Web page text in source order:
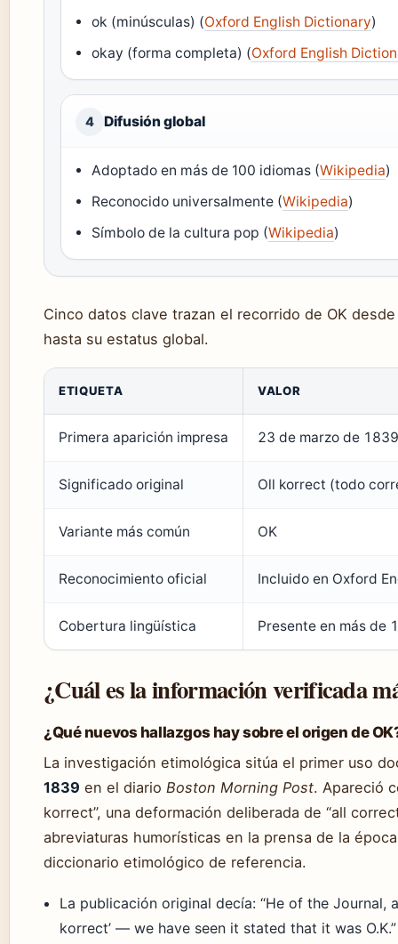
ok (minúsculas) (Oxford English Dictionary)
okay (forma completa) (Oxford English
4 Difusión global
Adoptado en más de 100 idiomas (Wikipedia)
Reconocido universalmente (Wikipedia)
Símbolo de la cultura pop (Wikipedia)
Cinco datos clave trazan el recorrido de OK
hasta su estatus global.
ETIQUETA VALOR
Primera aparición impresa 23 de marzo de
Significado original Oll korrect (todo
Variante más común OK
Reconocimiento oficial Incluido en Oxford
Cobertura lingüística Presente en más de
¿Cuál es la información verificada
¿Qué nuevos hallazgos hay sobre el origen de
La investigación etimológica sitúa el primer uso
1839 en el diario Boston Morning Post. Apareció
korrect”, una deformación deliberada de “all
abreviaturas humorísticas en la prensa de la
diccionario etimológico de referencia.
La publicación original decía: “He of the Journal,
korrect’ — we have seen it stated that it was O.K.”